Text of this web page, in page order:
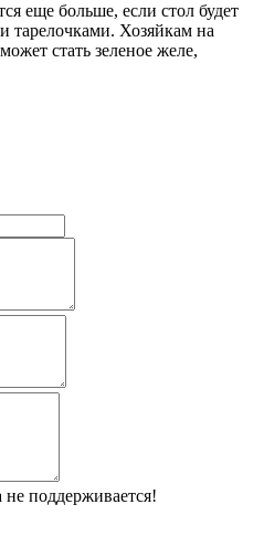
еще больше, если стол будет
тарелочками. Хозяйкам на
стать зеленое желе,
поддерживается!